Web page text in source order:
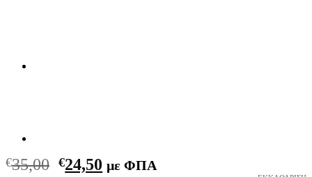
€35,00 Original
€24,50 Η
με ΦΠΑ